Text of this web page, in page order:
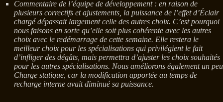
Commentaire de l’équipe de développement : en raison de
plusieurs correctifs et ajustements, la puissance de l’effet d’Éclair
chargé dépassait largement celle des autres choix. C’est pourquoi
nous faisons en sorte qu’elle soit plus cohérente avec les autres
choix avec le redémarrage de cette semaine. Elle restera le
meilleur choix pour les spécialisations qui privilégient le fait
d’infliger des dégâts, mais permettra d’ajuster les choix souhaités
pour les autres spécialisations. Nous améliorons également un peu
Charge statique, car la modification apportée au temps de
recharge interne avait diminué sa puissance.